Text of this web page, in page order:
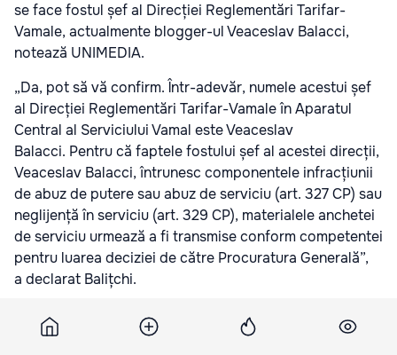
se face fostul șef al Direcției Reglementări Tarifar-
Vamale, actualmente blogger-ul Veaceslav Balacci,
notează UNIMEDIA.
„Da, pot să vă confirm. Într-adevăr, numele acestui șef
al Direcției Reglementări Tarifar-Vamale în Aparatul
Central al Serviciului Vamal este Veaceslav
Balacci. Pentru că faptele fostului șef al acestei direcții,
Veaceslav Balacci, întrunesc componentele infracțiunii
de abuz de putere sau abuz de serviciu (art. 327 CP) sau
neglijență în serviciu (art. 329 CP), materialele anchetei
de serviciu urmează a fi transmise conform competentei
pentru luarea deciziei de către Procuratura Generală”,
a declarat Balițchi.
Solicitat de UNIMEDIA, Veaceslav Balacci a subliniat
că este vorba de intimidare și atac la persoană. De